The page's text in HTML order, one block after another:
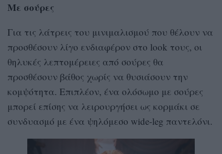
Mε σούρες
Για τις λάτρεις του μινιμαλισμού που θέλουν να
προσθέσουν λίγο ενδιαφέρον στο look τους, οι
θηλυκές λεπτομέρειες από σούρες θα
προσθέσουν βάθος χωρίς να θυσιάσουν την
κομψότητα. Επιπλέον, ένα ολόσωμο με σούρες
μπορεί επίσης να λειρουργήσει ως κορμάκι σε
συνδυασμό με ένα ψηλόμεσο wide-leg παντελόνι.